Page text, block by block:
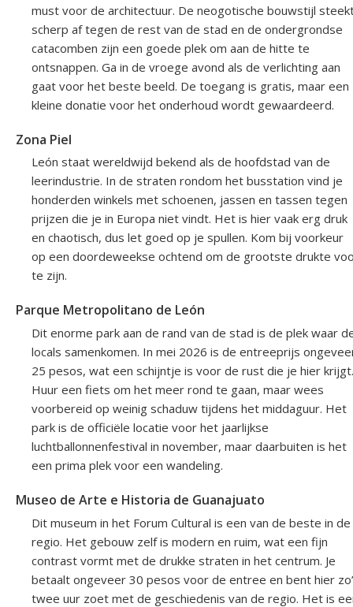
must voor de architectuur. De neogotische bouwstijl
scherp af tegen de rest van de stad en de ondergrondse
catacomben zijn een goede plek om aan de hitte te
ontsnappen. Ga in de vroege avond als de verlichting aan
gaat voor het beste beeld. De toegang is gratis, maar een
kleine donatie voor het onderhoud wordt gewaardeerd.
Zona Piel
León staat wereldwijd bekend als de hoofdstad van de
leerindustrie. In de straten rondom het busstation vind je
honderden winkels met schoenen, jassen en tassen tegen
prijzen die je in Europa niet vindt. Het is hier vaak erg druk
en chaotisch, dus let goed op je spullen. Kom bij voorkeur
op een doordeweekse ochtend om de grootste drukte
te zijn.
Parque Metropolitano de León
Dit enorme park aan de rand van de stad is de plek waar
locals samenkomen. In mei 2026 is de entreeprijs
25 pesos, wat een schijntje is voor de rust die je hier krijgt.
Huur een fiets om het meer rond te gaan, maar wees
voorbereid op weinig schaduw tijdens het middaguur. Het
park is de officiële locatie voor het jaarlijkse
luchtballonnenfestival in november, maar daarbuiten is het
een prima plek voor een wandeling.
Museo de Arte e Historia de Guanajuato
Dit museum in het Forum Cultural is een van de beste in de
regio. Het gebouw zelf is modern en ruim, wat een fijn
contrast vormt met de drukke straten in het centrum. Je
betaalt ongeveer 30 pesos voor de entree en bent hier
twee uur zoet met de geschiedenis van de regio. Het is